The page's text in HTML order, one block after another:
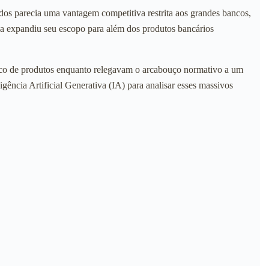
parecia uma vantagem competitiva restrita aos grandes bancos,
expandiu seu escopo para além dos produtos bancários
de produtos enquanto relegavam o arcabouço normativo a um
Artificial Generativa (IA) para analisar esses massivos